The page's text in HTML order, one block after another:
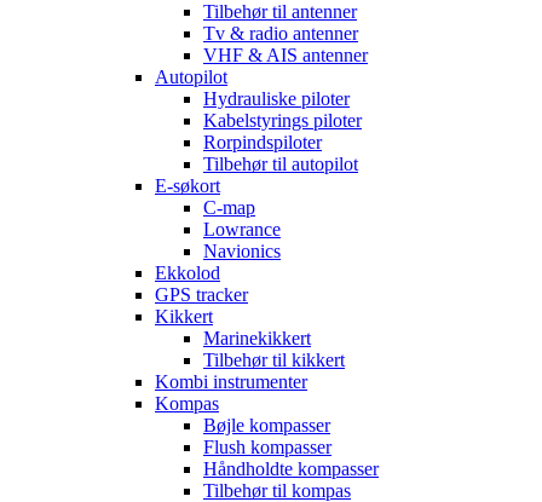
Tilbehør til antenner
Tv & radio antenner
VHF & AIS antenner
Autopilot
Hydrauliske piloter
Kabelstyrings piloter
Rorpindspiloter
Tilbehør til autopilot
E-søkort
C-map
Lowrance
Navionics
Ekkolod
GPS tracker
Kikkert
Marinekikkert
Tilbehør til kikkert
Kombi instrumenter
Kompas
Bøjle kompasser
Flush kompasser
Håndholdte kompasser
Tilbehør til kompas